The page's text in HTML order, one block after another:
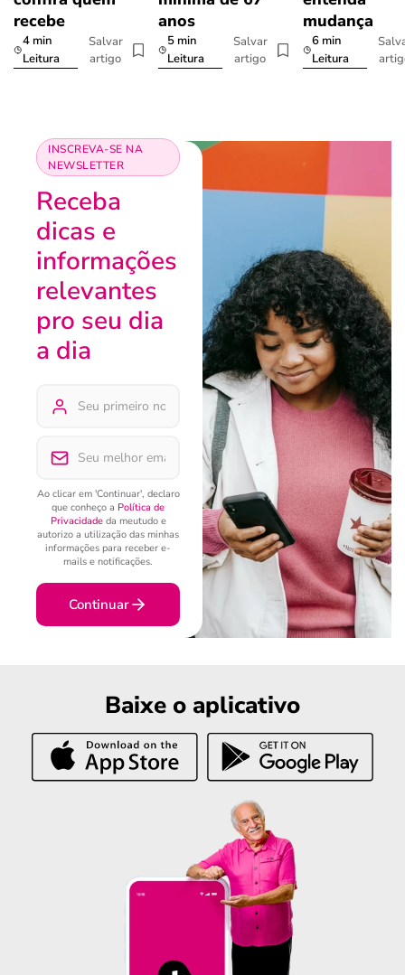
recebe
4 min
Leitura
Salvar
artigo
anos
5 min
Leitura
Salvar
artigo
mudança
6 min
Leitura
INSCREVA-SE NA
NEWSLETTER
Receba
dicas e
informações
relevantes
pro seu dia
a dia
Ao clicar em 'Continuar', declaro
que conheço a Política de
Privacidadeda meutudo e
autorizo a utilização das minhas
informações para receber e-
mails e notificações.
Continuar
Baixe o aplicativo